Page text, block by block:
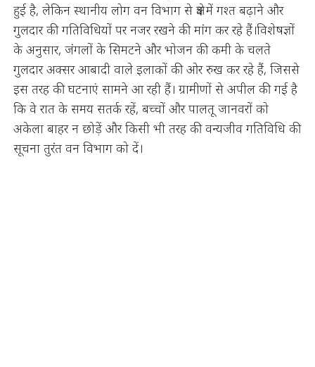
हुई है, लेकिन स्थानीय लोग वन विभाग से क्षेत्र में गश्त बढ़ाने और
गुलदार की गतिविधियों पर नजर रखने की मांग कर रहे हैं।विशेषज्ञों
के अनुसार, जंगलों के सिमटने और भोजन की कमी के चलते
गुलदार अक्सर आबादी वाले इलाकों की ओर रुख कर रहे हैं, जिससे
इस तरह की घटनाएं सामने आ रही हैं। ग्रामीणों से अपील की गई है
कि वे रात के समय सतर्क रहें, बच्चों और पालतू जानवरों को
अकेला बाहर न छोड़ें और किसी भी तरह की वन्यजीव गतिविधि की
सूचना तुरंत वन विभाग को दें।